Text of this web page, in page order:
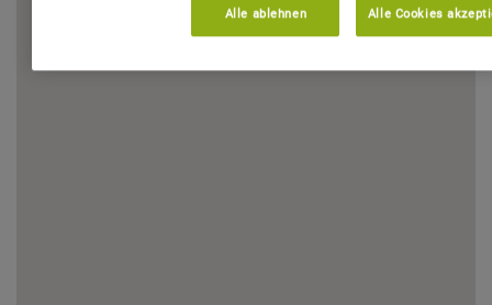
Alle ablehnen Alle Cookies